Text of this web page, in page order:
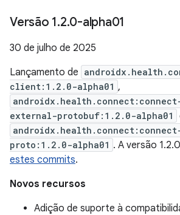
Versão 1.2.0-alpha01
30 de julho de 2025
Lançamento de
client:1.2.0-alpha01 ,
external-protobuf:1.2.0-alpha01
proto:1.2.0-alpha01 . A versão
estes commits.
Novos recursos
Adição de suporte à